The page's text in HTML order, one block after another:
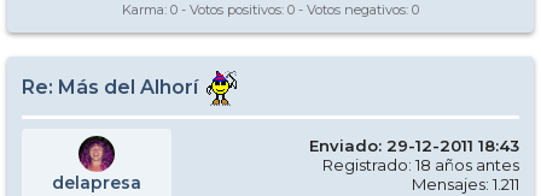
Karma: 0 - Votos positivos: 0 - Votos negativos: 0
Re: Más del Alhorí
delapresa
Enviado: 29-12-2011 18:43
Registrado: 18 años antes
Mensajes: 1.211